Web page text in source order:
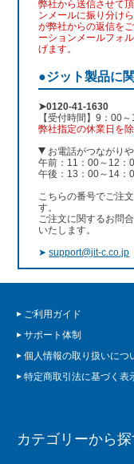
弊社から送信させて
ンメールに振り分け
が弊社からの返信を
ーションメールフォ
げます。
●ジット製品に
➤0120-41-1630
【受付時間】9：00
弊社指定の休業日を
お電話がつながり
午前：11：00～12：
午後：13：00～14：
こちらの番号でご注
す。
ご注文に関するお問
いたします。
➤support@jit-c.co.jp
ご利用ガイド
サポート体制
個人情報の取り扱いにつ
特定商取引法に基づく表
カテゴリーから探